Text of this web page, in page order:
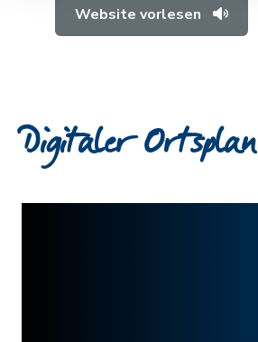
Website vorlesen
Digitaler Ortsplan